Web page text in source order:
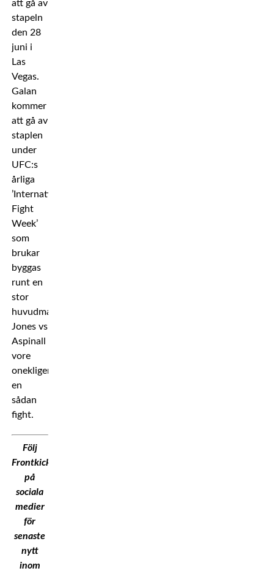
att gå av
stapeln
den 28
juni i
Las
Vegas.
Galan
kommer
att gå av
staplen
under
UFC:s
årliga
’International
Fight
Week’
som
brukar
byggas
runt en
stor
huvudmatch.
Jones vs
Aspinall
vore
onekligen
en
sådan
fight.
Följ
Frontkick.Online
på
sociala
medier
för
senaste
nytt
inom